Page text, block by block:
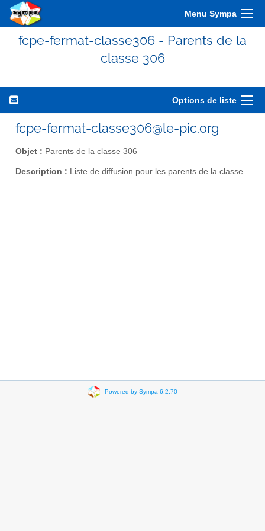
Menu Sympa
fcpe-fermat-classe306 - Parents de la
classe 306
Options de liste
fcpe-fermat-classe306@le-pic.org
Objet : Parents de la classe 306
Description : Liste de diffusion pour les parents de la classe
Powered by Sympa 6.2.70